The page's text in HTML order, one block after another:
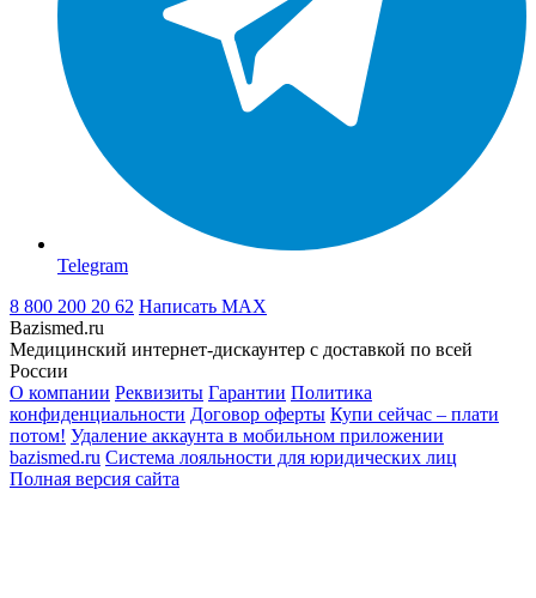
Telegram
8 800 200 20 62 Написать MAX
Bazismed.ru
Медицинский интернет-дискаунтер с доставкой по всей
России
О компании Реквизиты Гарантии Политика
конфиденциальности Договор оферты Купи сейчас – плати
потом! Удаление аккаунта в мобильном приложении
bazismed.ru Система лояльности для юридических лиц
Полная версия сайта